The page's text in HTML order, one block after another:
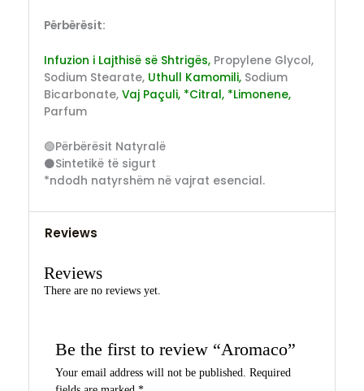
Përbërësit:
Infuzion i Lajthisë së Shtrigës,Propylene Glycol,
Sodium Stearate, Uthull Kamomili,Sodium
Bicarbonate, Vaj Paçuli, *Citral, *Limonene,
Parfum
🟢Përbërësit Natyralë
⚫Sintetikë të sigurt
*ndodh natyrshëm në vajrat esencial.
Reviews
Reviews
There are no reviews yet.
Be the first to review “Aromaco”
Your email address will not be published. Required